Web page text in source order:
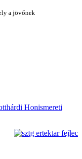
a jövőnek
Honismereti